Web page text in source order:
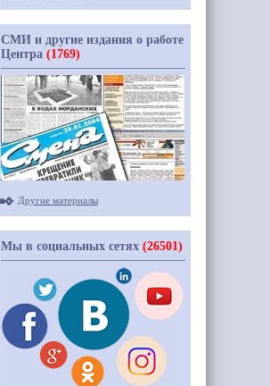
СМИ и другие издания о работе
Центра (1769)
Другие материалы
Мы в социальных сетях (26501)